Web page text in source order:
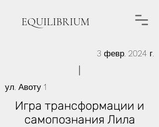
EQUILIBRIUM
3 февр. 2024 г.
ул. Авоту 1
Игра трансформации и
самопознания Лила